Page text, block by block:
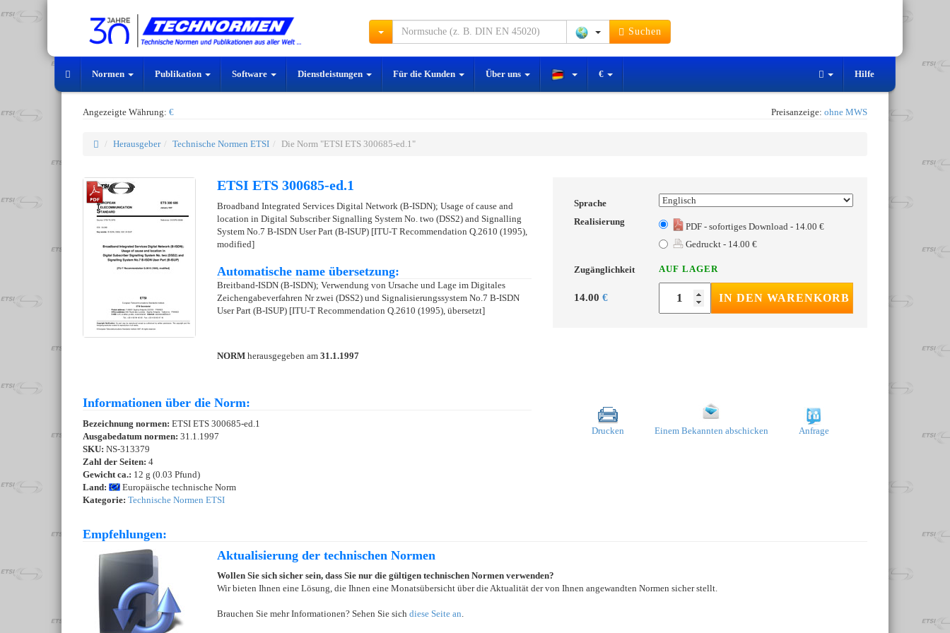
Suchen
Normen Publikation Software Dienstleistungen Für die Kunden Über uns € Hilfe
Angezeigte Währung: € Preisanzeige: ohne MWS
Herausgeber Technische Normen ETSI Die Norm "ETSI ETS 300685-ed.1"
ETSI ETS 300685-ed.1
Broadband Integrated Services Digital Network (B-ISDN); Usage of cause and
location in Digital Subscriber Signalling System No. two (DSS2) and Signalling
System No.7 B-ISDN User Part (B-ISUP) [ITU-T Recommendation Q.2610 (1995),
modified]
Automatische name übersetzung:
Breitband-ISDN (B-ISDN); Verwendung von Ursache und Lage im Digitales
Zeichengabeverfahren Nr zwei (DSS2) und Signalisierungssystem No.7 B-ISDN
User Part (B-ISUP) [ITU-T Recommendation Q.2610 (1995), übersetzt]
NORM herausgegeben am 31.1.1997
Sprache
Realisierung
PDF - sofortiges Download - 14.00 €
Gedruckt - 14.00 €
Zugänglichkeit AUF LAGER
14.00 € IN DEN WARENKORB
Informationen über die Norm:
Bezeichnung normen: ETSI ETS 300685-ed.1
Ausgabedatum normen: 31.1.1997
SKU: NS-313379
Zahl der Seiten: 4
Gewicht ca.: 12 g (0.03 Pfund)
Land:
Europäische technische Norm
Kategorie: Technische Normen ETSI
Drucken Einem Bekannten abschicken Anfrage
Empfehlungen:
Aktualisierung der technischen Normen
Wollen Sie sich sicher sein, dass Sie nur die gültigen technischen Normen verwenden?
Wir bieten Ihnen eine Lösung, die Ihnen eine Monatsübersicht über die Aktualität der von Ihnen angewandten Normen sicher stellt.
Brauchen Sie mehr Informationen? Sehen Sie sich diese Seite an.